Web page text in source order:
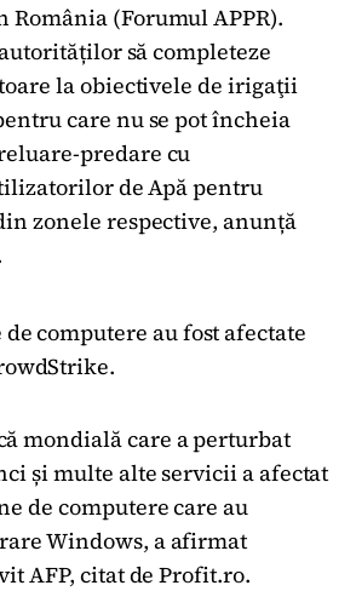
România (Forumul APPR).
să completeze
la obiectivele de irigaţii
care nu se pot încheia
predare cu
de Apă pentru
zonele respective, anunță
computere au fost afectate
mondială care a perturbat
și multe alte servicii a afectat
de computere care au
Windows, a afirmat
AFP, citat de Profit.ro.